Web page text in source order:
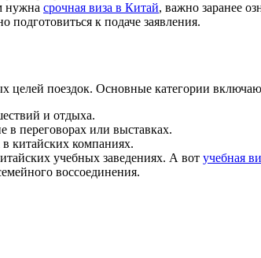
нужна срочная виза в Китай, важно заранее
к подаче заявления.
целей поездок. Основные категории
и отдыха.
в переговорах или выставках.
в китайских компаниях.
учебных заведениях. А вот учебная
воссоединения.